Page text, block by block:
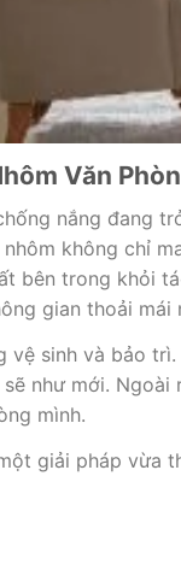
Văn
nắng đang
không chỉ
bên trong khỏi
gian thoải mái
vệ sinh và bảo
như mới.
mình.
giải pháp vừa